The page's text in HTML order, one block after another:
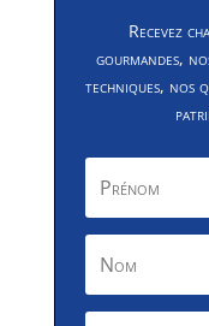
Recevez
gourmandes,
techniques, nos